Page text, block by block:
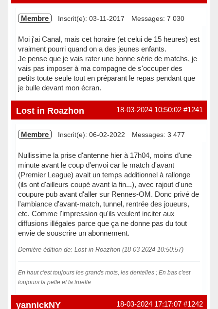
Membre Inscrit(e): 03-11-2017 Messages: 7 030
Moi j'ai Canal, mais cet horaire (et celui de 15 heures) est
vraiment pourri quand on a des jeunes enfants.
Je pense que je vais rater une bonne série de matchs, je
vais pas imposer à ma compagne de s'occuper des
petits toute seule tout en préparant le repas pendant que
je bulle devant mon écran.
Hors ligne #1241
18-03-2024 10:50:02
Lost in Roazhon
Membre Inscrit(e): 06-02-2022 Messages: 3 477
Nullissime la prise d'antenne hier à 17h04, moins d'une
minute avant le coup d'envoi car le match d'avant
(Premier League) avait un temps additionnel à rallonge
(ils ont d'ailleurs coupé avant la fin...), avec rajout d'une
coupure pub avant d'aller sur Rennes-OM. Donc privé de
l'ambiance d'avant-match, tunnel, rentrée des joueurs,
etc. Comme l'impression qu'ils veulent inciter aux
diffusions illégales parce que ça ne donne pas du tout
envie de souscrire un abonnement.
Dernière édition de: Lost in Roazhon (18-03-2024 10:50:57)
En haut c'est toujours les grands mots, les dentelles ; En bas c'est
toujours la pelle et la truelle
Hors ligne #1242
18-03-2024 17:17:07
yannickNY